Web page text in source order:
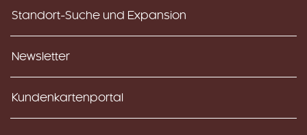
Standort-Suche und Expansion
Newsletter
Kundenkartenportal